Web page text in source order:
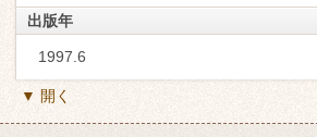
出版年
1997.6
▼ 開く